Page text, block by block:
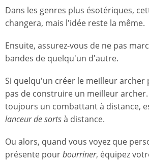
Dans les genres plus ésotériques,
changera, mais l'idée reste la même.
Ensuite, assurez-vous de ne pas
bandes de quelqu'un d'autre.
Si quelqu'un créer le meilleur archer
pas de construire un meilleur archer.
toujours un combattant à distance,
lanceur de sortsà distance.
Ou alors, quand vous voyez que
présente pourbourriner, équipez